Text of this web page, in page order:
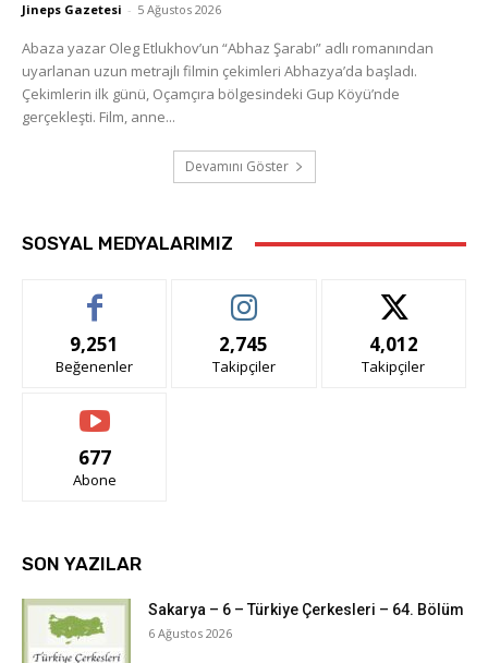
Jineps Gazetesi - 5 Ağustos 2026
Abaza yazar Oleg Etlukhov’un “Abhaz Şarabı” adlı romanından
uyarlanan uzun metrajlı filmin çekimleri Abhazya’da başladı.
Çekimlerin ilk günü, Oçamçıra bölgesindeki Gup Köyü’nde
gerçekleşti. Film, anne...
Devamını Göster
SOSYAL MEDYALARIMIZ
9,251
Beğenenler
2,745
Takipçiler
4,012
Takipçiler
677
Abone
SON YAZILAR
Sakarya – 6 – Türkiye Çerkesleri – 64. Bölüm
6 Ağustos 2026